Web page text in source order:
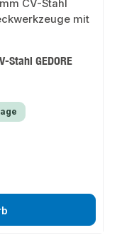
GEDORE